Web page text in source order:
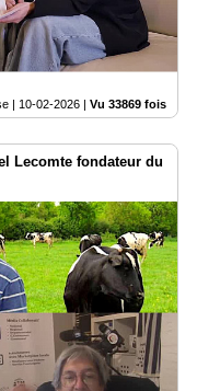
| 10-02-2026 Vu 33869 fois
Lecomte fondateur du